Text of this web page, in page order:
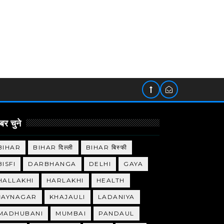
चुने
BIHAR दिल्ली BIHAR बिस्फी
DARBHANGA DELHI GAYA
HARLAKHI HEALTH
KHAJAULI LADANIYA
MUMBAI PANDAUL